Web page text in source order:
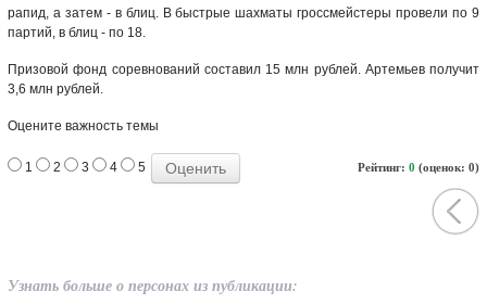
рапид, а затем - в блиц. В быстрые шахматы гроссмейстеры провели по 9
партий, в блиц - по 18.
Призовой фонд соревнований составил 15 млн рублей. Артемьев получит
3,6 млн рублей.
Оцените важность темы
Рейтинг: 0 (оценок: 0)
1 2 3 4 5
Узнать больше о персонах из публикации: